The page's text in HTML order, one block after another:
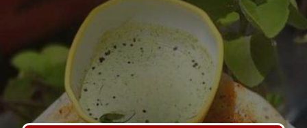
ಸ್ಪರ್ಶಿಸಲು ಹೋಗಬೇಡಿ ಐರನ್ ಬಾಕ್ಸ್
ವಯರ್ ಅಥವಾ ಫ್ಲಗ್ ಸಮಸ್ಯೆಯಿದ್ದರೆ
ತಕ್ಷಣವೇ ಬದಲಾಯಿಸಿಕೊಳ್ಳಿ